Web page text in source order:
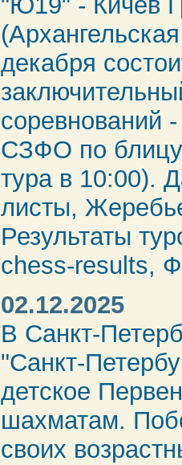
декабря
соревнований
СЗФО по блицу
тура в 10:00).
листы,
Результаты
chess-results,
02.12.2025
В Санкт-
"Санкт-
детское
шахматам.
своих